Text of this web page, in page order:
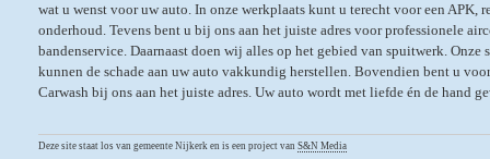
wat u wenst voor uw auto. In onze werkplaats kunt u terecht voor een APK,
onderhoud. Tevens bent u bij ons aan het juiste adres voor professionele
bandenservice. Daarnaast doen wij alles op het gebied van spuitwerk. Onze
kunnen de schade aan uw auto vakkundig herstellen. Bovendien bent u
Carwash bij ons aan het juiste adres. Uw auto wordt met liefde én de hand
Deze site staat los van gemeente Nijkerk en is een project van S&N Media